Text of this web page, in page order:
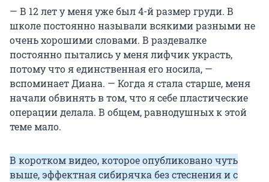
— В 12 лет у меня уже был 4-й размер груди. В
школе постоянно называли всякими разными не
очень хорошими словами. В раздевалке
постоянно пытались у меня лифчик украсть,
потому что я единственная его носила, —
вспоминает Диана. — Когда я стала старше, меня
начали обвинять в том, что я себе пластические
операции делала. В общем, равнодушных к этой
теме мало.
В коротком видео, которое опубликовано чуть
выше, эффектная сибирячка без стеснения и с